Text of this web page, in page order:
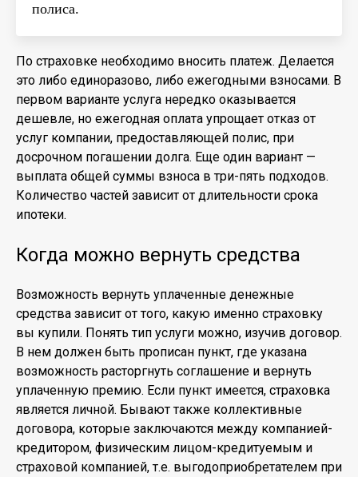
полиса.
По страховке необходимо вносить платеж. Делается
это либо единоразово, либо ежегодными взносами. В
первом варианте услуга нередко оказывается
дешевле, но ежегодная оплата упрощает отказ от
услуг компании, предоставляющей полис, при
досрочном погашении долга. Еще один вариант —
выплата общей суммы взноса в три-пять подходов.
Количество частей зависит от длительности срока
ипотеки.
Когда можно вернуть средства
Возможность вернуть уплаченные денежные
средства зависит от того, какую именно страховку
вы купили. Понять тип услуги можно, изучив договор.
В нем должен быть прописан пункт, где указана
возможность расторгнуть соглашение и вернуть
уплаченную премию. Если пункт имеется, страховка
является личной. Бывают также коллективные
договора, которые заключаются между компанией-
кредитором, физическим лицом-кредитуемым и
страховой компанией, т.е. выгодоприобретателем при